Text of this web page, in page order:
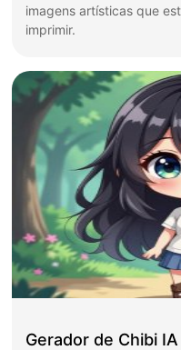
imagens artísticas que
imprimir.
Gerador de Chibi IA